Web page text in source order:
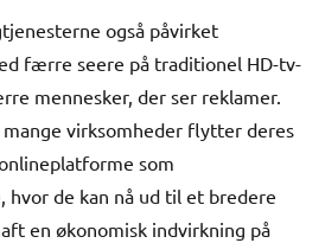
også påvirket
færre seere på traditionel HD-tv-
mennesker, der ser reklamer.
virksomheder flytter deres
som
de kan nå ud til et bredere
en økonomisk indvirkning på